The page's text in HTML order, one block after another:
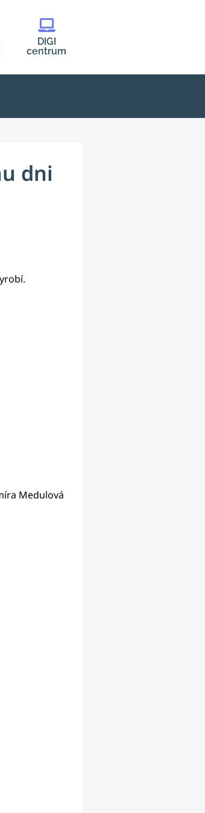
DIGI
centrum
dni
Medulová